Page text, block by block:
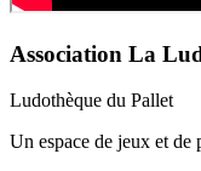
Association La
Ludothèque du Pallet
Un espace de jeux et de